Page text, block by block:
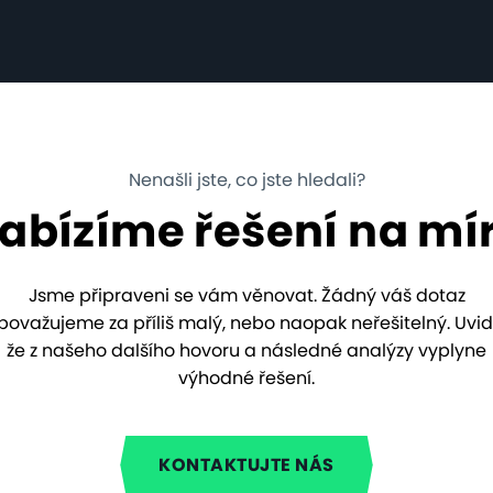
Nenašli jste, co jste hledali?
řešení na
Jsme připraveni se vám věnovat. Žádný váš dotaz
za příliš malý, nebo naopak neřešitelný.
že z našeho dalšího hovoru a následné analýzy vyplyne
výhodné řešení.
KONTAKTUJTE NÁS